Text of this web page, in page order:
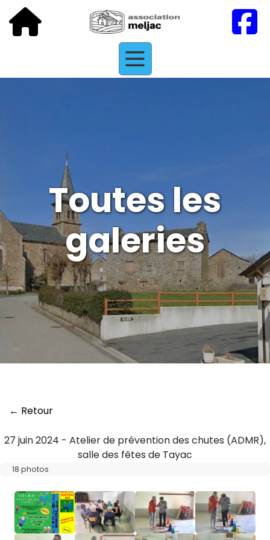
Toutes les
galeries
← Retour
27 juin 2024 - Atelier de prévention des chutes (ADMR),
salle des fêtes de Tayac
18 photos